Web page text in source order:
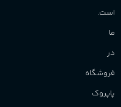
است.
ما
در
فروشگاه
پاپروک